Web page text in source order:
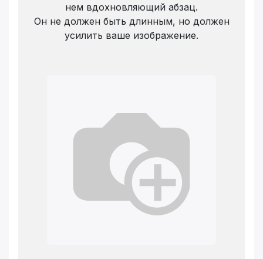
нем вдохновляющий абзац.
Он не должен быть длинным, но должен
усилить ваше изображение.